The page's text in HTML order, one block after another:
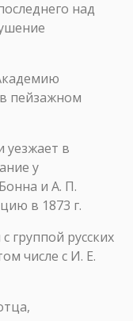
над
пейзажном
уезжает в
у
и А. П.
в 1873 г.
группой русских
числе с И. Е.